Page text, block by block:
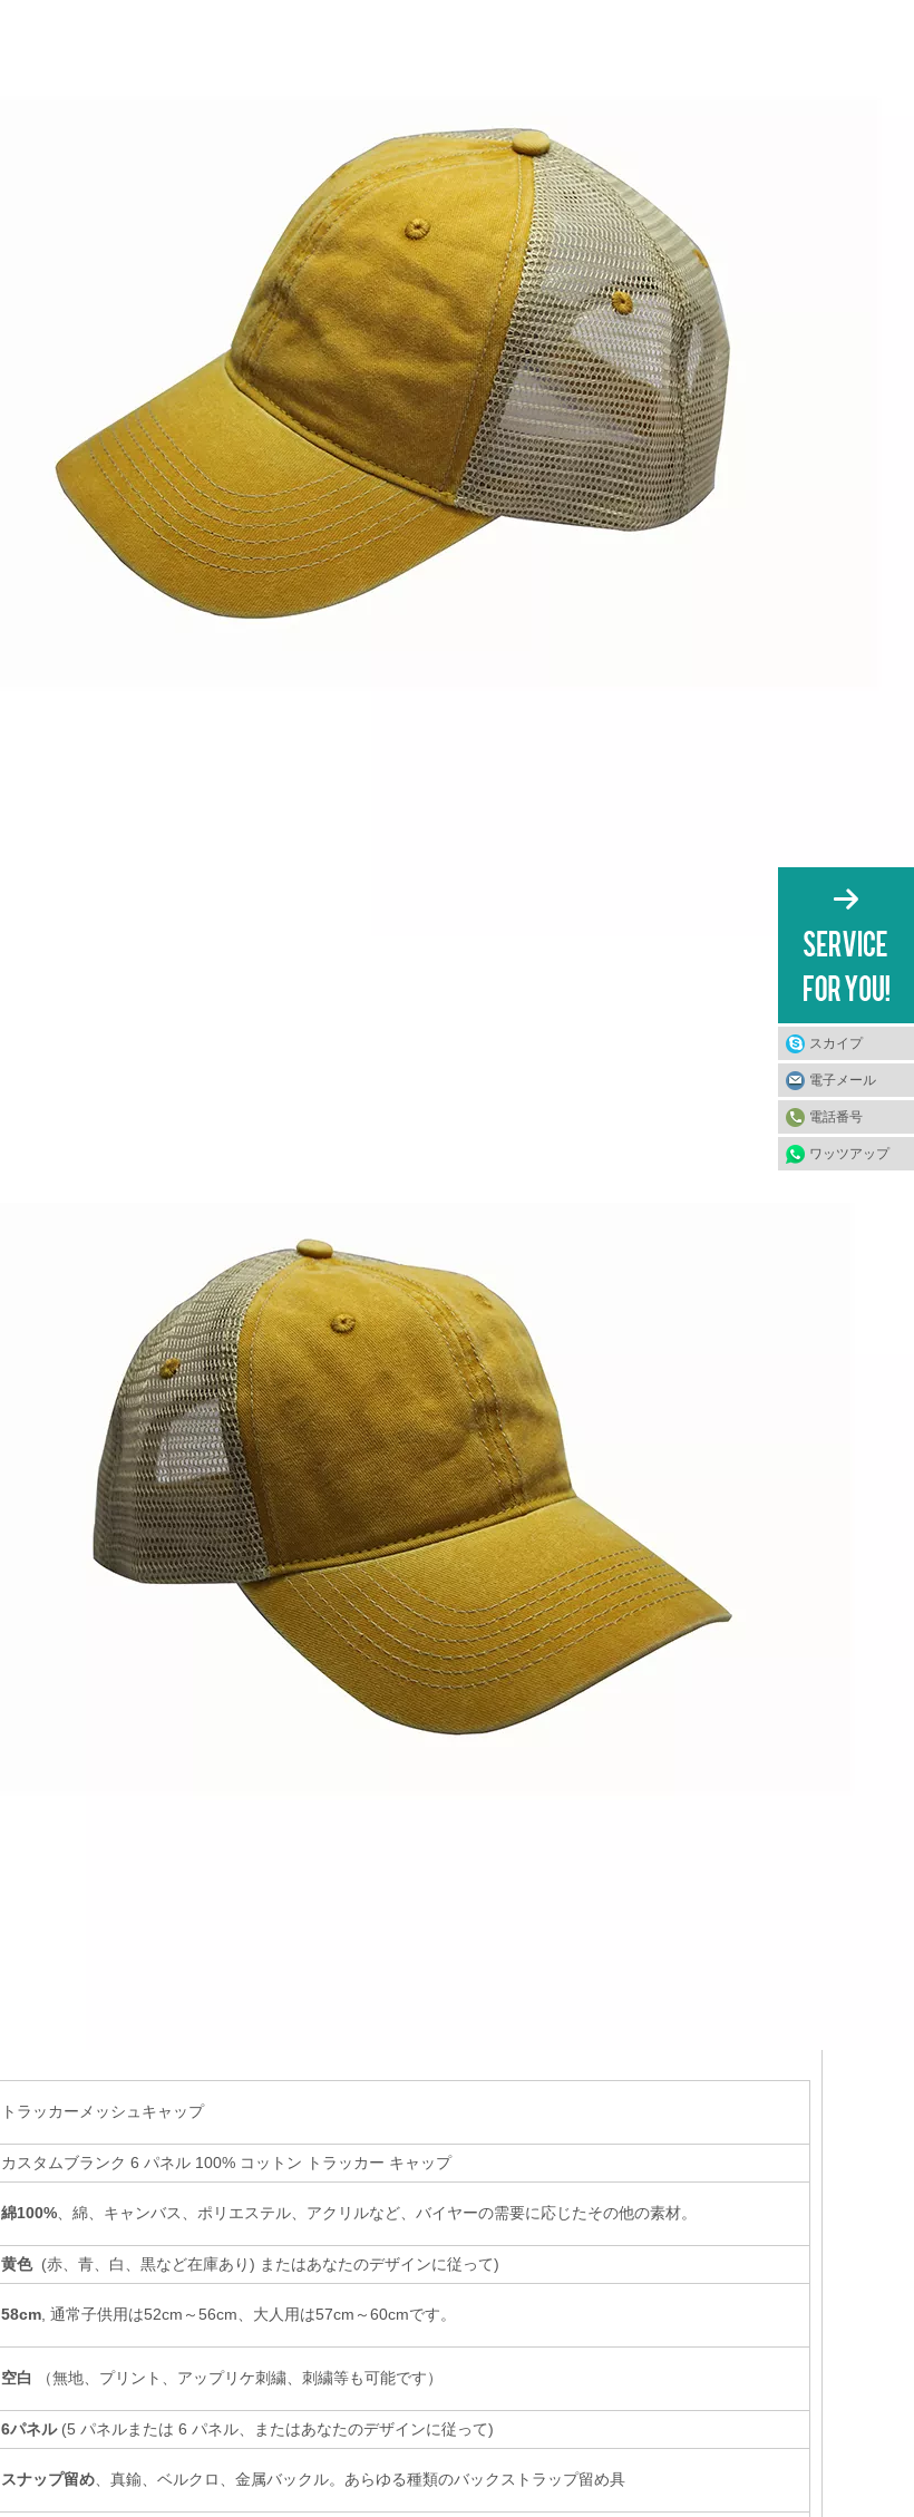
トラッカーメッシュキャップ
カスタムブランク 6 パネル 100% コットン トラッカー キャップ
綿100% 、綿、キャンバス、ポリエステル、アクリルなど、バイヤーの需要に応じたその他の素材。
黄色(赤、青、白、黒など在庫あり) またはあなたのデザインに従って)
58cm , 通常子供用は52cm～56cm、大人用は57cm～60cmです。
空白 （無地、プリント、アップリケ刺繍、刺繍等も可能です）
6パネル (5 パネルまたは 6 パネル、またはあなたのデザインに従って)
スナップ留め 、真鍮、ベルクロ、金属バックル。あらゆる種類のバックストラップ留め具
スカイプ
電子メール
電話番号
ワッツアップ